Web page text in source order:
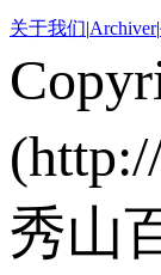
关于我们|Archiver|
秀山